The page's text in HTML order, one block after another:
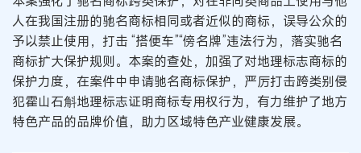
人在我国注册的驰名商标相同或者近似的商标，误导公众的
予以禁止使用，打击 “搭便车”“傍名牌”违法行为，落实驰名
商标扩大保护规则。本案的查处，加强了对地理标志商标的
保护力度，在案件中申请驰名商标保护，严厉打击跨类别侵
犯霍山石斛地理标志证明商标专用权行为，有力维护了地方
特色产品的品牌价值，助力区域特色产业健康发展。